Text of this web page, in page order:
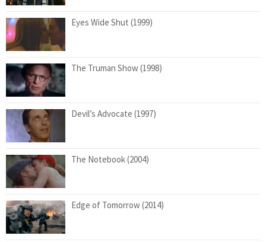
Eyes Wide Shut (1999)
The Truman Show (1998)
Devil’s Advocate (1997)
The Notebook (2004)
Edge of Tomorrow (2014)